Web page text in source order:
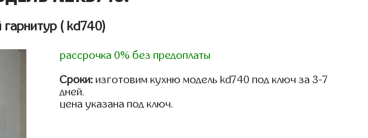
гарнитур ( kd740)
рассрочка 0% без предоплаты
Сроки: изготовим кухню модель kd740 под ключ за 3-7
дней.
цена указана под ключ.